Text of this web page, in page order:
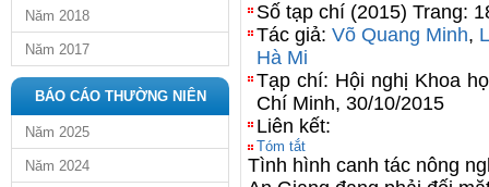
Năm 2018
Năm 2017
BÁO CÁO THƯỜNG NIÊN
Năm 2025
Năm 2024
Số tạp chí (2015) Trang:
Tác giả:Võ Quang Minh,
Hà Mi
Tạp chí: Hội nghị Khoa
Chí Minh, 30/10/2015
Liên kết:
Tóm tắt
Tình hình canh tác nông